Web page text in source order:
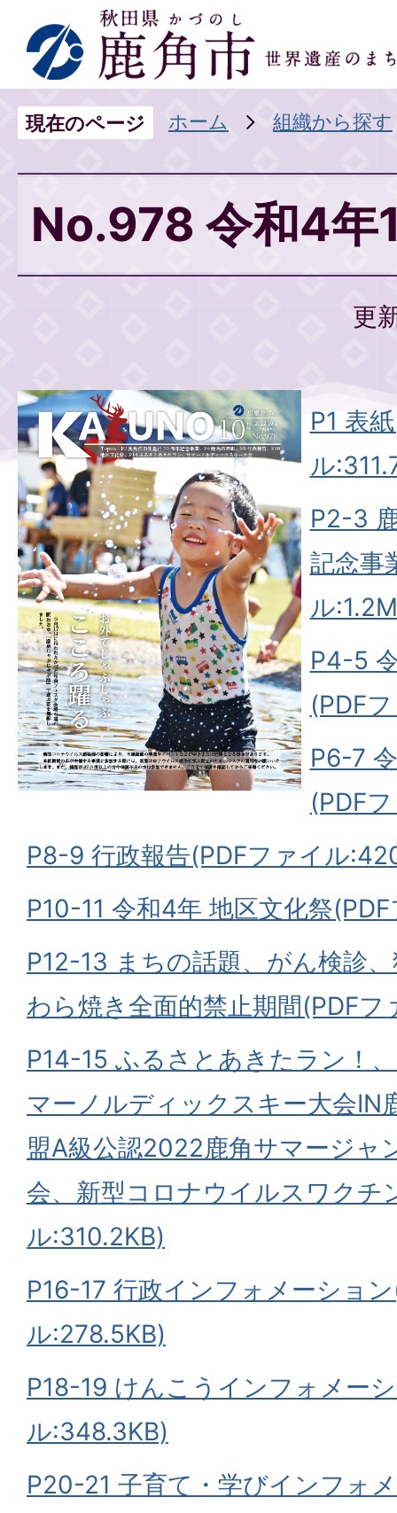
現在のページ ホーム 組織から探す
No.978 令和4年
更
P1 表
ル
P2-3
記念事
ル
P4-5
(PDF
P6-7
(PDF
P8-9 行政報告(PDFファイル
P10-11 令和4年 地区文化祭
P12-13 まちの話題、がん検診
わら焼き全面的禁止期間(PDFフ
P14-15 ふるさとあきたラン！
マーノルディックスキー大会IN
盟A級公認2022鹿角サマージャ
会、新型コロナウイルスワクチ
ル:310.2KB)
P16-17 行政インフォメーショ
ル:278.5KB)
P18-19 けんこうインフォメー
ル:348.3KB)
P20-21 子育て・学びインフォ